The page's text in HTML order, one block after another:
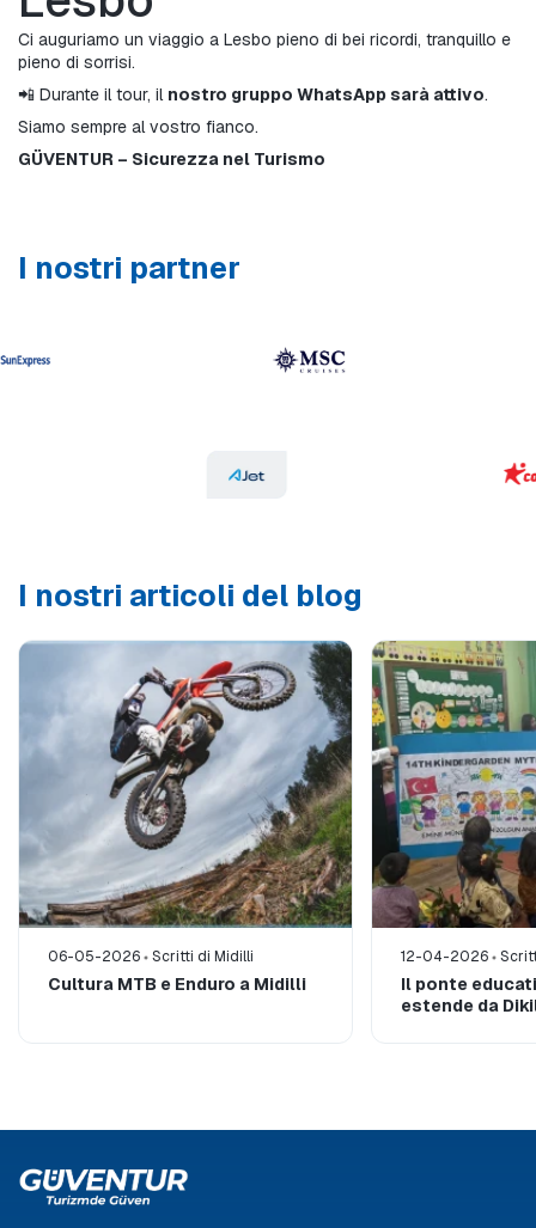
Ci auguriamo un viaggio a Lesbo pieno di bei ricordi, tranquillo e
pieno di sorrisi.
📲 Durante il tour, il nostro gruppo WhatsApp sarà attivo.
Siamo sempre al vostro fianco.
GÜVENTUR – Sicurezza nel Turismo
I nostri partner
I nostri articoli del blog
06-05-2026 Scritti di Midilli
Cultura MTB e Enduro a Midilli
12-04-2026
Il ponte
estende da